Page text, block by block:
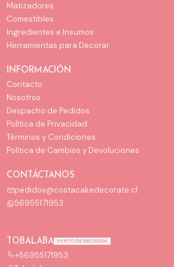
Matizadores
Comestibles
Ingredientes e Insumos
Herramientas para Decorar
INFORMACIÓN
Contacto
Nosotros
Despacho de Pedidos
Política de Privacidad
Términos y Condiciones
Política de Cambios y Devoluciones
CONTÁCTANOS
pedidos@costacakedecorate.cl
56955171953
TOBALABA PUNTO DE RECOGIDA
+56955171953